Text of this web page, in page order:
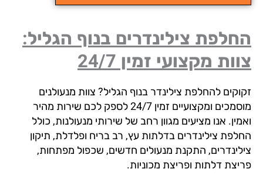
צילינדרים בנוף הגליל:
מקצועי זמין 24/7
להחלפת צילינדר בנוף הגליל? צוות מנעולנים
מוסמכים ומקצועיים זמין 24/7 לספק לכם שירות מהיר
אנו מציעים מגוון רחב של שירותי מנעולנות, כולל
צילינדרים בדלתות עץ, רב בריח ופלדלת, תיקון
התקנת מנעולים חדשים, שכפול מפתחות,
דלתות ופריצת מכוניות.